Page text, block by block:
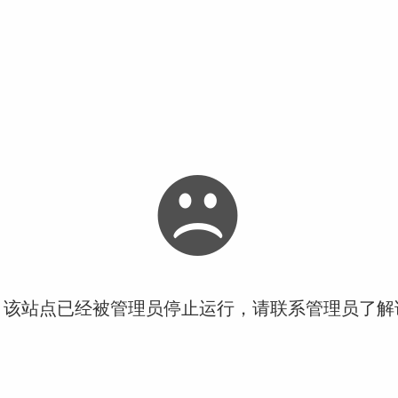
站点已经被管理员停止运行，请联系管理员了